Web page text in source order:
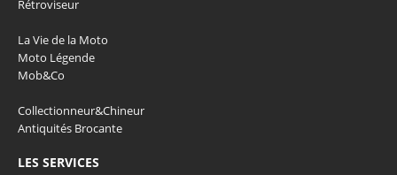
Rétroviseur
La Vie de la Moto
Moto Légende
Mob&Co
Collectionneur&Chineur
Antiquités Brocante
LES SERVICES